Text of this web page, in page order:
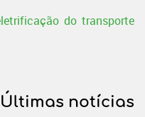
do transporte
Últimas notícias